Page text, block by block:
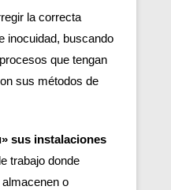
la correcta
inocuidad, buscando
que tengan
sus métodos de
sus instalaciones
trabajo donde
o